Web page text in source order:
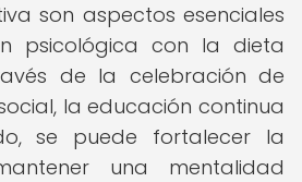
son aspectos esenciales
psicológica con la dieta
de la celebración de
la educación continua
se puede fortalecer la
una mentalidad